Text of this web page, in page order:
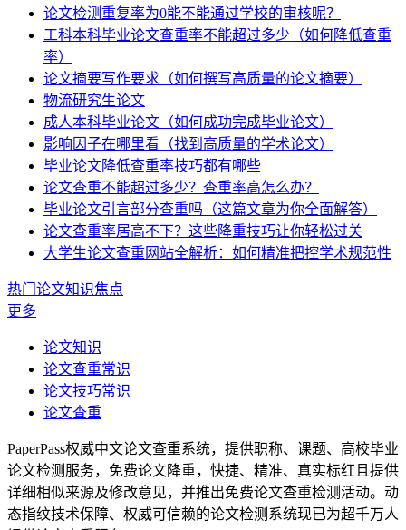
论文检测重复率为0能不能通过学校的审核呢？
工科本科毕业论文查重率不能超过多少（如何降低查重
率）
论文摘要写作要求（如何撰写高质量的论文摘要）
物流研究生论文
成人本科毕业论文（如何成功完成毕业论文）
影响因子在哪里看（找到高质量的学术论文）
毕业论文降低查重率技巧都有哪些
论文查重不能超过多少？查重率高怎么办？
毕业论文引言部分查重吗（这篇文章为你全面解答）
论文查重率居高不下？这些降重技巧让你轻松过关
大学生论文查重网站全解析：如何精准把控学术规范性
热门论文知识焦点
更多
论文知识
论文查重常识
论文技巧常识
论文查重
PaperPass权威中文论文查重系统，提供职称、课题、高校毕业
论文检测服务，免费论文降重，快捷、精准、真实标红且提供
详细相似来源及修改意见，并推出免费论文查重检测活动。动
态指纹技术保障、权威可信赖的论文检测系统现已为超千万人